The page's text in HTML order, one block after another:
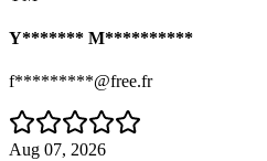
Y******* M**********
f*********@free.fr
Aug 07, 2026